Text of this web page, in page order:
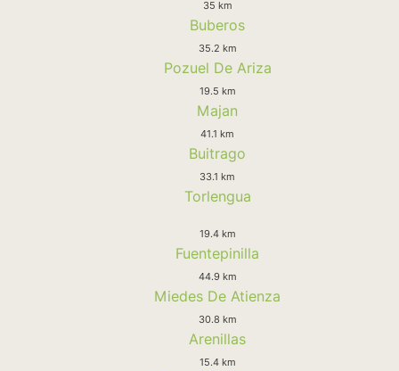
35 km
Buberos
35.2 km
Pozuel De Ariza
19.5 km
Majan
41.1 km
Buitrago
33.1 km
Torlengua
19.4 km
Fuentepinilla
44.9 km
Miedes De Atienza
30.8 km
Arenillas
15.4 km